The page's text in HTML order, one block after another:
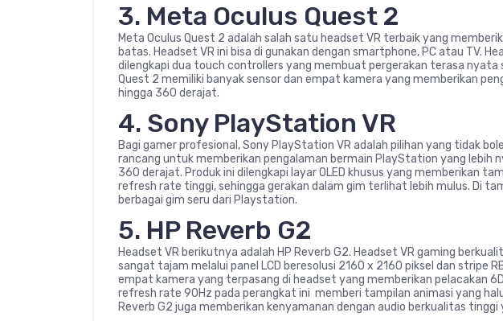
3. Meta Oculus Quest 2
Meta Oculus Quest 2 adalah salah satu headset VR terbaik yang
batas. Headset VR ini bisa di gunakan dengan smartphone, PC atau TV.
dilengkapi dua touch controllers yang membuat pergerakan terasa nyata
Quest 2 memiliki banyak sensor dan empat kamera yang memberikan
hingga 360 derajat.
4. Sony PlayStation VR
Bagi gamer profesional, Sony PlayStation VR adalah pilihan yang tidak
rancang untuk memberikan pengalaman bermain PlayStation yang lebih
360 derajat. Produk ini dilengkapi layar OLED khusus yang memberikan
refresh rate tinggi, sehingga gerakan dalam gim terlihat lebih mulus. Di
berbagai gim seru dari Playstation.
5. HP Reverb G2
Headset VR berikutnya adalah HP Reverb G2. Headset VR gaming
sangat tajam melalui panel LCD beresolusi 2160 x 2160 piksel dan stripe
empat kamera yang terpasang di headset yang memberikan pelacakan
refresh rate 90Hz pada perangkat ini memberi tampilan animasi yang
Reverb G2 juga memberikan kenyamanan dengan audio berkualitas tinggi